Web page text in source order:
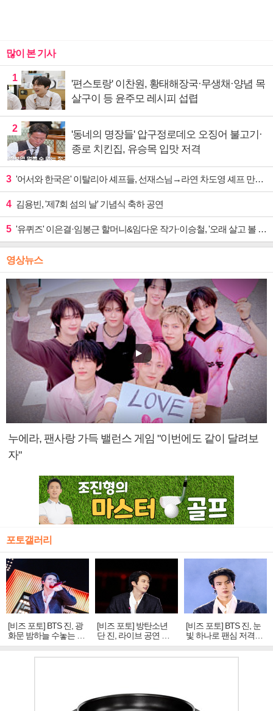
많이 본 기사
1
'편스토랑' 이찬원, 황태해장국·무생채·양념 목
살구이 등 윤주모 레시피 섭렵
2
'동네의 명장들' 압구정로데오 오징어 불고기·
종로 치킨집, 유승목 입맛 저격
3 '어서와 한국은' 이탈리아 셰프들, 선재스님→라연 차도영 셰프 만난다
4 김용빈, '제7회 섬의 날' 기념식 축하 공연
5 '유퀴즈' 이은결·임봉근 할머니&임다운 작가·이승철, '오래 살고 볼 일' 특집 출격
영상뉴스
누에라, 팬사랑 가득 밸런스 게임 "이번에도 같이 달려보
자"
포토갤러리
[비즈 포토] BTS 진, 광
화문 밤하늘 수놓는 '비
주얼 킹'의 열창
[비즈 포토] 방탄소년
단 진, 라이브 공연 중
빛나는 독보적 아우라
[비즈 포토] BTS 진, 눈
빛 하나로 팬심 저격…
독보적 카리스마